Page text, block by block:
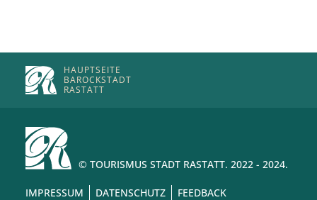
HAUPTSEITE
BAROCKSTADT
RASTATT
© TOURISMUS STADT RASTATT. 2022 - 2024.
IMPRESSUM DATENSCHUTZ FEEDBACK